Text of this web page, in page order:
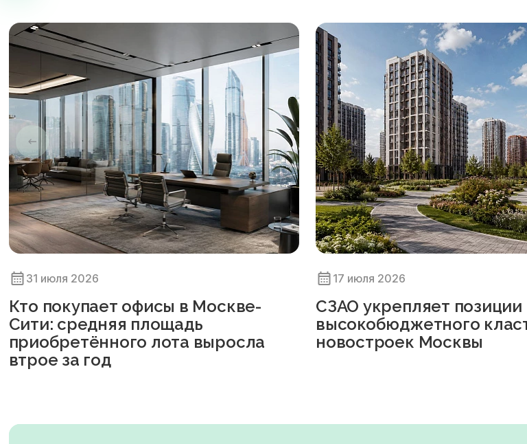
31 июля 2026
Кто покупает офисы в Москве-
Сити: средняя площадь
приобретённого лота выросла
втрое за год
17 июля 2026
СЗАО укрепляет позиции
высокобюджетного
новостроек Москвы